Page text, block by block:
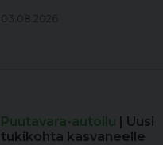
03.08.2026
Puutavara-autoilu | Uusi
tukikohta kasvaneelle